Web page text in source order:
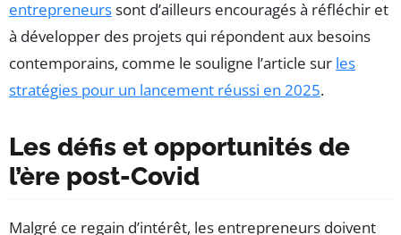
entrepreneurssont d’ailleurs encouragés à réfléchir et
à développer des projets qui répondent aux besoins
contemporains, comme le souligne l’article sur les
stratégies pour un lancement réussi en 2025.
Les défis et opportunités de
l’ère post-Covid
Malgré ce regain d’intérêt, les entrepreneurs doivent